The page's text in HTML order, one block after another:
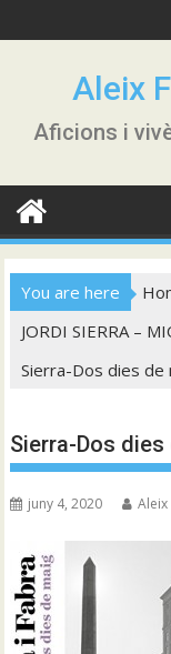
to
Aleix
Aficions i
You are here
JORDI SIERRA –
Sierra-Dos dies de
Sierra-Dos dies
juny 4, 2020